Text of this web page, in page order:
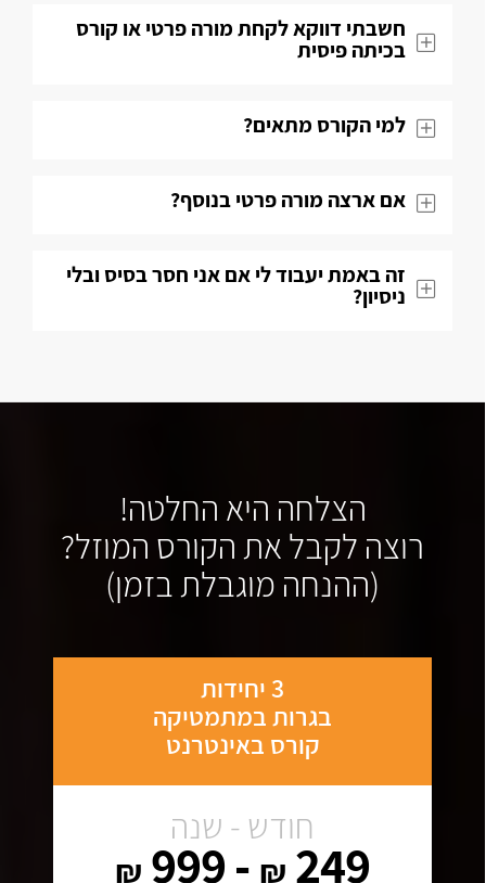
חשבתי דווקא לקחת מורה פרטי או קורס
בכיתה פיסית​
למי הקורס מתאים?
אם ארצה מורה פרטי בנוסף?
זה באמת יעבוד לי אם אני חסר בסיס ובלי
ניסיון?
הצלחה היא החלטה!
רוצה לקבל את הקורס המוזל?
(ההנחה מוגבלת בזמן)
3 יחידות
בגרות במתמטיקה
קורס באינטרנט
חודש - שנה
249
₪
- 999
₪